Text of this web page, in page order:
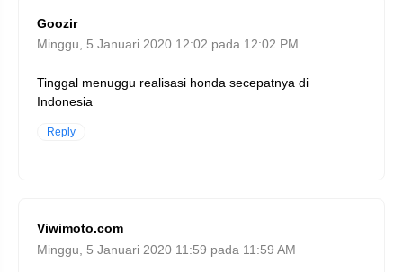
Goozir
Minggu, 5 Januari 2020 12:02 pada 12:02 PM
Tinggal menuggu realisasi honda secepatnya di
Indonesia
Reply
Viwimoto.com
Minggu, 5 Januari 2020 11:59 pada 11:59 AM